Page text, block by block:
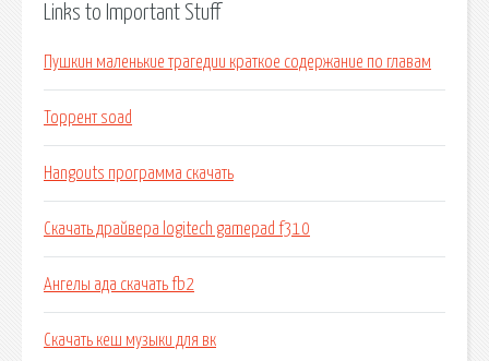
Links to Important Stuff
Пушкин маленькие трагедии краткое содержание по главам
Торрент soad
Hangouts программа скачать
Скачать драйвера logitech gamepad f310
Ангелы ада скачать fb2
Скачать кеш музыки для вк